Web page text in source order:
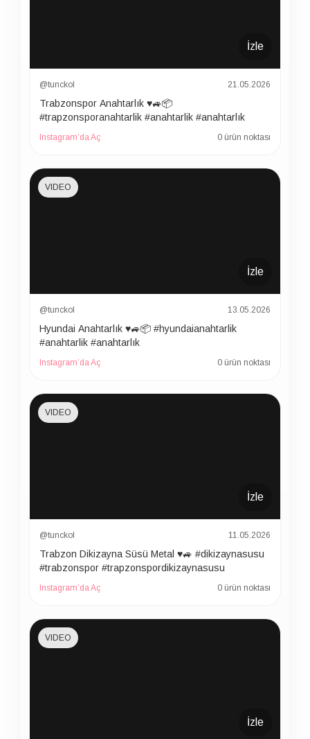
İzle
@tunckol 21.05.2026
Trabzonspor Anahtarlık ♥️🚙📦
#trapzonsporanahtarlik #anahtarlik #anahtarlık
Instagram’da Aç 0 ürün noktası
İzle
VIDEO
@tunckol 13.05.2026
Hyundai Anahtarlık ♥️🚙📦 #hyundaianahtarlik
#anahtarlik #anahtarlık
Instagram’da Aç 0 ürün noktası
İzle
VIDEO
@tunckol 11.05.2026
Trabzon Dikizayna Süsü Metal ♥️🚙 #dikizaynasusu
#trabzonspor #trapzonspordikizaynasusu
Instagram’da Aç 0 ürün noktası
İzle
VIDEO